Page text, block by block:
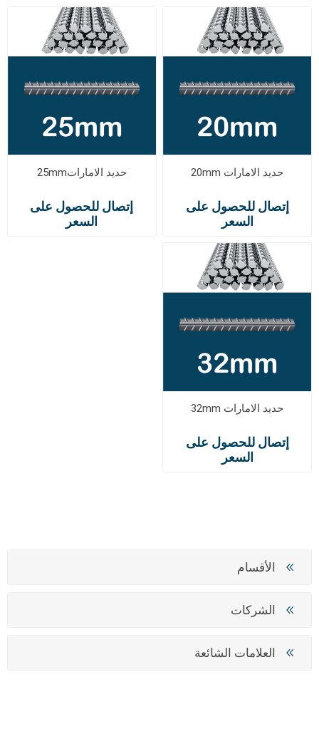
حديد الامارات 20mm
إتصال للحصول على
السعر
حديد الامارات25mm
إتصال للحصول على
السعر
حديد الامارات 32mm
إتصال للحصول على
السعر
الأقسام
الشركات
العلامات الشائعة